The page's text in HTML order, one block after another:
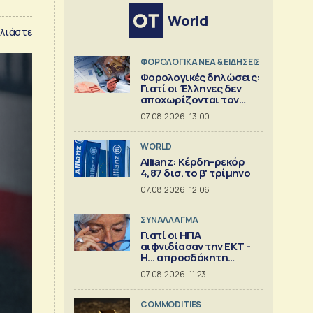
World
ΦΟΡΟΛΟΓΙΚΑ ΝΕΑ & EΙΔΗΣΕΙΣ
Φορολογικές δηλώσεις:
Γιατί οι Έλληνες δεν
αποχωρίζονται τον
λογιστή
07.08.2026 | 13:00
WORLD
Allianz: Κέρδη-ρεκόρ
4,87 δισ. το β' τρίμηνο
07.08.2026 | 12:06
ΣΥΝΑΛΛΑΓΜΑ
Γιατί οι ΗΠΑ
αιφνιδίασαν την ΕΚΤ -
Η... απροσδόκητη
κίνηση
07.08.2026 | 11:23
COMMODITIES